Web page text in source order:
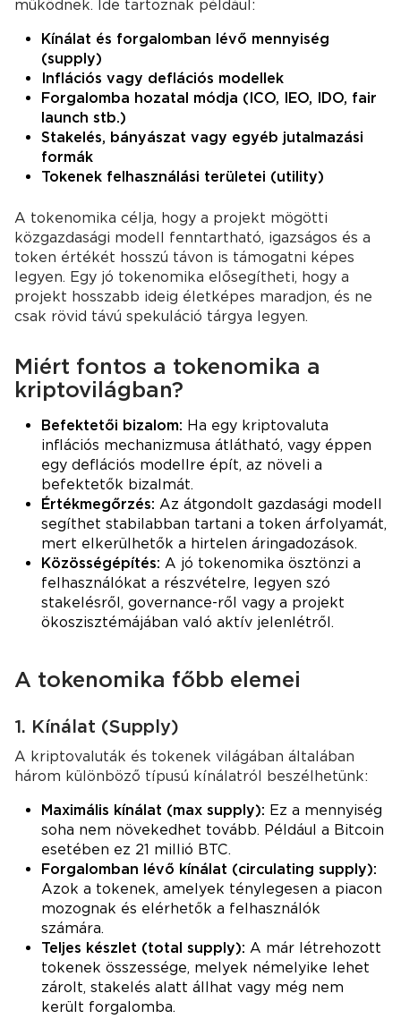
működnek. Ide tartoznak például:
Kínálat és forgalomban lévő mennyiség
(supply)
Inflációs vagy deflációs modellek
Forgalomba hozatal módja (ICO, IEO, IDO, fair
launch stb.)
Stakelés, bányászat vagy egyéb jutalmazási
formák
Tokenek felhasználási területei (utility)
A tokenomika célja, hogy a projekt mögötti
közgazdasági modell fenntartható, igazságos és a
token értékét hosszú távon is támogatni képes
legyen. Egy jó tokenomika elősegítheti, hogy a
projekt hosszabb ideig életképes maradjon, és ne
csak rövid távú spekuláció tárgya legyen.
Miért fontos a tokenomika a
kriptovilágban?
Befektetői bizalom: Ha egy kriptovaluta
inflációs mechanizmusa átlátható, vagy éppen
egy deflációs modellre épít, az növeli a
befektetők bizalmát.
Értékmegőrzés: Az átgondolt gazdasági modell
segíthet stabilabban tartani a token árfolyamát,
mert elkerülhetők a hirtelen áringadozások.
Közösségépítés: A jó tokenomika ösztönzi a
felhasználókat a részvételre, legyen szó
stakelésről, governance-ről vagy a projekt
ökoszisztémájában való aktív jelenlétről.
A tokenomika főbb elemei
1. Kínálat (Supply)
A kriptovaluták és tokenek világában általában
három különböző típusú kínálatról beszélhetünk:
Maximális kínálat (max supply): Ez a mennyiség
soha nem növekedhet tovább. Például a Bitcoin
esetében ez 21 millió BTC.
Forgalomban lévő kínálat (circulating supply):
Azok a tokenek, amelyek ténylegesen a piacon
mozognak és elérhetők a felhasználók
számára.
Teljes készlet (total supply): A már létrehozott
tokenek összessége, melyek némelyike lehet
zárolt, stakelés alatt állhat vagy még nem
került forgalomba.